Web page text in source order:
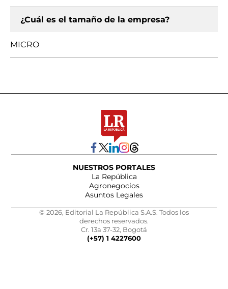
¿Cuál es el tamaño de la empresa?
MICRO
NUESTROS PORTALES
La República
Agronegocios
Asuntos Legales
© 2026, Editorial La República S.A.S. Todos los
derechos reservados.
Cr. 13a 37-32, Bogotá
(+57) 1 4227600